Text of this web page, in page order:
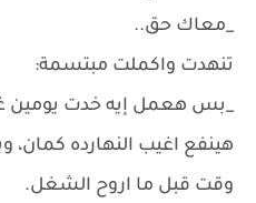
_معاك حق..
تنهدت واكملت مبتسمة:
_بس هعمل إيه خدت
هينفع اغيب النهارده كمان،
وقت قبل ما اروح الشغل.